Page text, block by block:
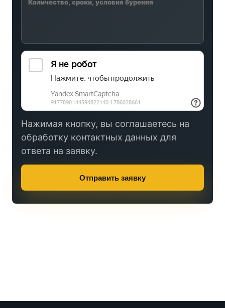
Нажимая кнопку, вы соглашаетесь на
обработку контактных данных для
ответа на заявку.
Отправить заявку